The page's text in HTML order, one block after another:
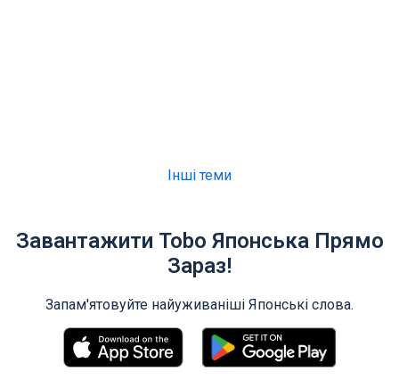
Інші теми
Завантажити Tobo Японська Прямо
Зараз!
Запам'ятовуйте найуживаніші Японські слова.